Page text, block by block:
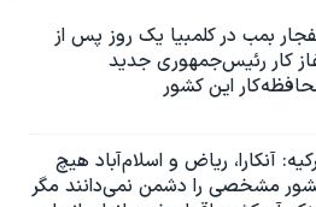
بمب‌‌ در کلمبیا یک روز پس از
کار رئیس‌جمهوری جدید
این کشور
آنکارا، ریاض و اسلام‌آباد هیچ
مشخصی را دشمن نمی‌دانند مگر